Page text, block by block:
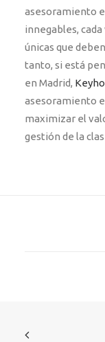
asesoramiento
innegables,
únicas que
tanto, si está
en Madrid,
asesoramiento
maximizar el
gestión de la